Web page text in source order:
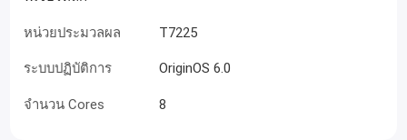
หน่วยประมวลผล T7225
ระบบปฏิบัติการ OriginOS 6.0
จำนวน Cores 8